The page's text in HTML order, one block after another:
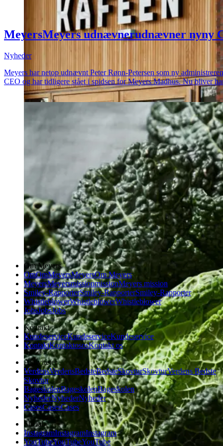
MeyersMeyers udnævnerudnævner nyny
Nyheder
Meyers har netop udnævnt Peter Rønn-Petersen som ny
CEO og har tidligere stået i spidsen for Meyers Madhus. Nu bliver
Om Meyers
OmOmMeyersMeyersOm Meyers
MeyersMeyersmissionmissionMeyers mission
Smiley-RapporterSmiley-RapporterSmiley-Rapporter
WhistleblowerWhistleblowerWhistleblower
JobsJobsJobs
Kontakt
KundeserviceKundeserviceKundeservice
KontaktKontaktososKontakt os
Aktiviteter
VerdensVerdensBedsteBedsteSkovturSkovturVerdens Bedste
Skovtur
BageskolenBageskolenBageskolen
NyhederNyhederNyheder
CasesCasesCases
Social
InstagramInstagramInstagram
YouTubeYouTubeYouTube